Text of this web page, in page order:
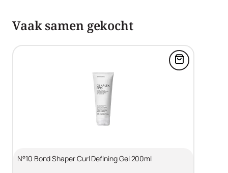
flexible polymers, plant collagen, and sugars that form a
curl-locking barrier to maintain definition, smoothness,
and shine. COCONUT-AVOCADO MILK: High in lauric
acid, fatty acids, and essential vitamins to help fortify
hair, reduce breakage, nourish, and condition for softer,
Vaak samen gekocht
Voeg N°10
N°10 Bond Shaper Curl Defining Gel 200ml